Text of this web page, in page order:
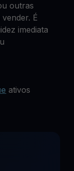
outras
É
imediata
ativos